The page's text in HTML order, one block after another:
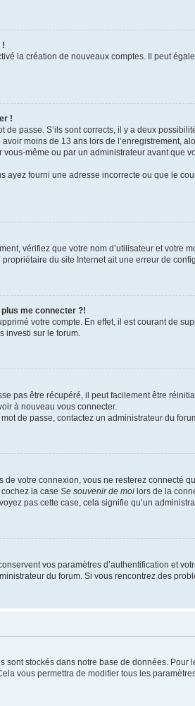
!
la création de nouveaux comptes. Il peut
!
de passe. S’ils sont corrects, il y a deux
moins de 13 ans lors de
même ou par un administrateur avant que
ayez fourni une adresse incorrecte ou que le
vérifiez que votre nom d’utilisateur et votre
du site Internet ait une erreur de
me connecter ?!
votre compte. En effet, il est courant de
investi sur le forum.
pas être récupéré, il peut facilement être
à nouveau vous connecter.
de passe, contactez un administrateur du
de votre connexion, vous ne resterez connecté
la case Se souvenir de moi lors de la
pas cette case, cela signifie qu’un
vos paramètres d’authentification et
du forum. Si vous rencontrez des
sont stockés dans notre base de données. Pour
vous permettra de modifier tous les